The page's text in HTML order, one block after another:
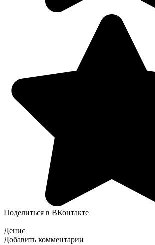
Поделиться в ВКонтакте
Денис
Добавить комментарии